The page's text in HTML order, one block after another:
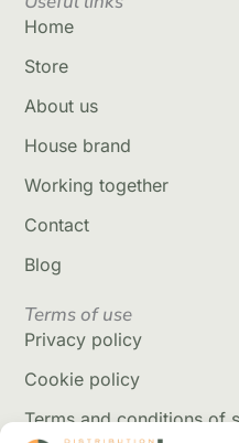
Home
Store
About us
House brand
Working together
Contact
Blog
Terms of use
Privacy policy
Cookie policy
Terms and conditions of